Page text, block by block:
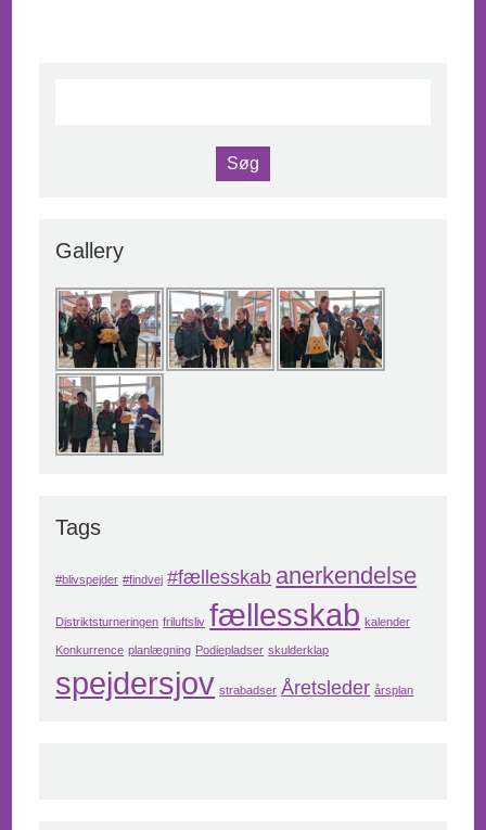
Gallery
Tags
#blivspejder #findvej #fællesskab anerkendelse
Distriktsturneringen friluftsliv fællesskab kalender
Konkurrence planlægning Podiepladser skulderklap
spejdersjov strabadser Åretsleder årsplan